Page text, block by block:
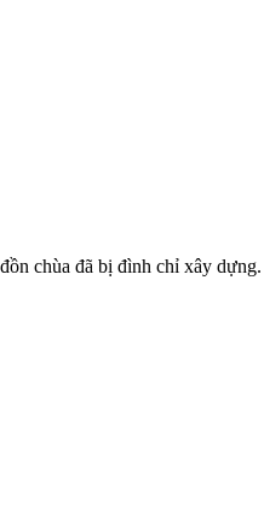
chùa đã bị đình chỉ xây dựng.